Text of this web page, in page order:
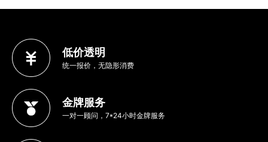
低价透明
统一报价，无隐形消费
金牌服务
一对一顾问，7*24小时金牌服务